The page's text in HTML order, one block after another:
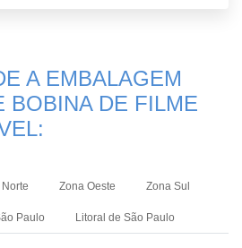
A EMBALAGEM
BOBINA DE FILME
Zona Oeste Zona Sul
Paulo Litoral de São Paulo